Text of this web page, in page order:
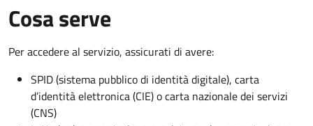
Cosa serve
Per accedere al servizio, assicurati di avere:
SPID (sistema pubblico di identità digitale), carta
d’identità elettronica (CIE) o carta nazionale dei servizi
(CNS)